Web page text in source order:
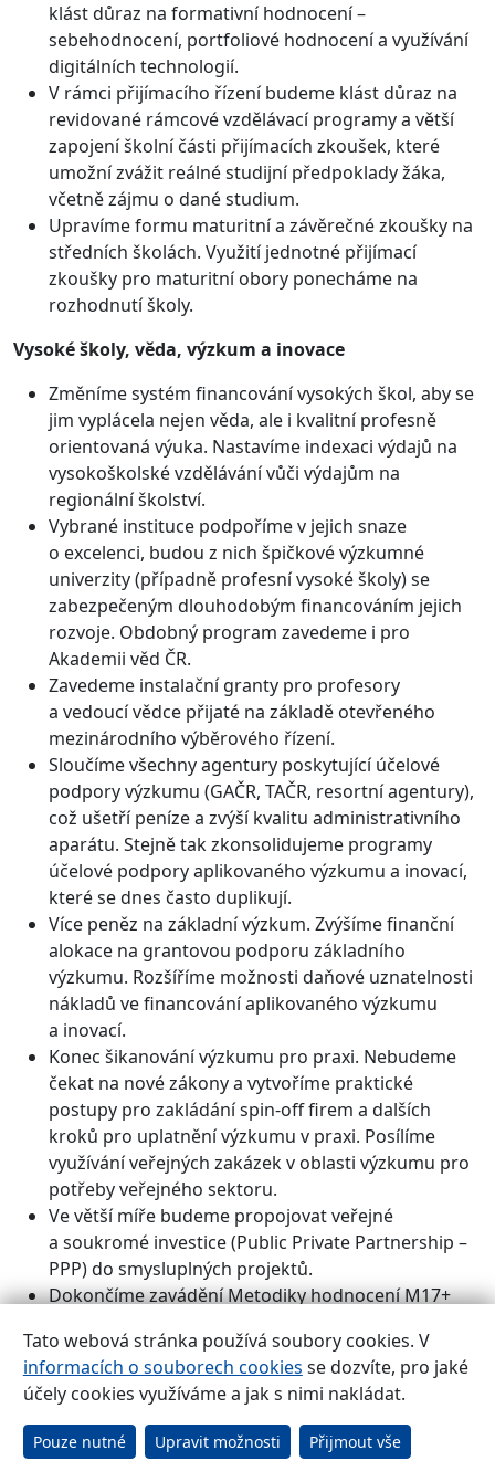
klást důraz na formativní hodnocení –
sebehodnocení, portfoliové hodnocení a využívání
digitálních technologií.
V rámci přijímacího řízení budeme klást důraz na
revidované rámcové vzdělávací programy a větší
zapojení školní části přijímacích zkoušek, které
umožní zvážit reálné studijní předpoklady žáka,
včetně zájmu o dané studium.
Upravíme formu maturitní a závěrečné zkoušky na
středních školách. Využití jednotné přijímací
zkoušky pro maturitní obory ponecháme na
rozhodnutí školy.
Vysoké školy, věda, výzkum a inovace
Změníme systém financování vysokých škol, aby se
jim vyplácela nejen věda, ale i kvalitní profesně
orientovaná výuka. Nastavíme indexaci výdajů na
vysokoškolské vzdělávání vůči výdajům na
regionální školství.
Vybrané instituce podpoříme v jejich snaze
o excelenci, budou z nich špičkové výzkumné
univerzity (případně profesní vysoké školy) se
zabezpečeným dlouhodobým financováním jejich
rozvoje. Obdobný program zavedeme i pro
Akademii věd ČR.
Zavedeme instalační granty pro profesory
a vedoucí vědce přijaté na základě otevřeného
mezinárodního výběrového řízení.
Sloučíme všechny agentury poskytující účelové
podpory výzkumu (GAČR, TAČR, resortní agentury),
což ušetří peníze a zvýší kvalitu administrativního
aparátu. Stejně tak zkonsolidujeme programy
účelové podpory aplikovaného výzkumu a inovací,
které se dnes často duplikují.
Více peněz na základní výzkum. Zvýšíme finanční
alokace na grantovou podporu základního
výzkumu. Rozšíříme možnosti daňové uznatelnosti
nákladů ve financování aplikovaného výzkumu
a inovací.
Konec šikanování výzkumu pro praxi. Nebudeme
čekat na nové zákony a vytvoříme praktické
postupy pro zakládání spin-off firem a dalších
kroků pro uplatnění výzkumu v praxi. Posílíme
využívání veřejných zakázek v oblasti výzkumu pro
potřeby veřejného sektoru.
Ve větší míře budeme propojovat veřejné
a soukromé investice (Public Private Partnership –
PPP) do smysluplných projektů.
Dokončíme zavádění Metodiky hodnocení M17+
a spravedlivě tak vybereme národní výzkumné
instituce pro podporu jejich mezinárodní excelence.
Studenti si budou moci vybrat obor až na základě
absolvovaných profilových předmětů během
studia, resp. přidat si další obor při absolvování
Tato webová stránka používá soubory cookies. V
informacích o souborech cookies se dozvíte, pro jaké
účely cookies využíváme a jak s nimi nakládat.
Pouze nutné Upravit možnosti Přijmout vše